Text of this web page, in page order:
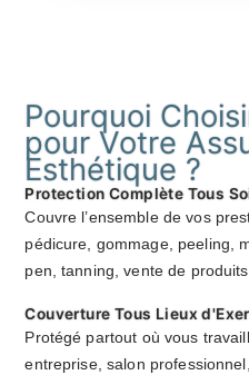
Pourquoi
pour Votre
Esthétique ?
Protection Complète Tous
Couvre l’ensemble de vos
pédicure, gommage, peeling,
pen, tanning, vente de
Couverture Tous Lieux
Protégé partout où vous
entreprise, salon